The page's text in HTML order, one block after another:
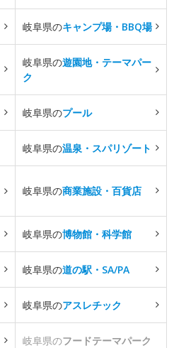
岐阜県のキャンプ場・BBQ場
岐阜県の遊園地・テーマパー
ク
岐阜県のプール
岐阜県の温泉・スパリゾート
岐阜県の商業施設・百貨店
岐阜県の博物館・科学館
岐阜県の道の駅・SA/PA
岐阜県のアスレチック
岐阜県のフードテーマパーク